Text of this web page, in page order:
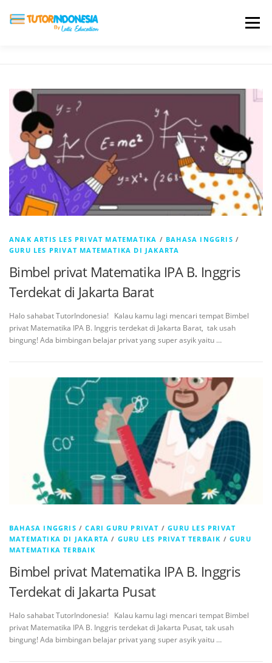
Menu
BIAYA LES PROFIL ALUMNI
BLOG DAFTAR SEKOLAH
ANAK ARTIS LES PRIVAT MATEMATIKA / BAHASA INGGRIS /
GURU LES PRIVAT MATEMATIKA DI JAKARTA
Bimbel privat Matematika IPA B. Inggris
Terdekat di Jakarta Barat
Halo sahabat TutorIndonesia! Kalau kamu lagi mencari tempat Bimbel
privat Matematika IPA B. Inggris terdekat di Jakarta Barat, tak usah
bingung! Ada bimbingan belajar privat yang super asyik yaitu …
BAHASA INGGRIS /CARI GURU PRIVAT /GURU LES PRIVAT
MATEMATIKA DI JAKARTA / GURU LES PRIVAT TERBAIK /GURU
MATEMATIKA TERBAIK
Bimbel privat Matematika IPA B. Inggris
Terdekat di Jakarta Pusat
Halo sahabat TutorIndonesia! Kalau kamu lagi mencari tempat Bimbel
privat Matematika IPA B. Inggris terdekat di Jakarta Pusat, tak usah
bingung! Ada bimbingan belajar privat yang super asyik yaitu …